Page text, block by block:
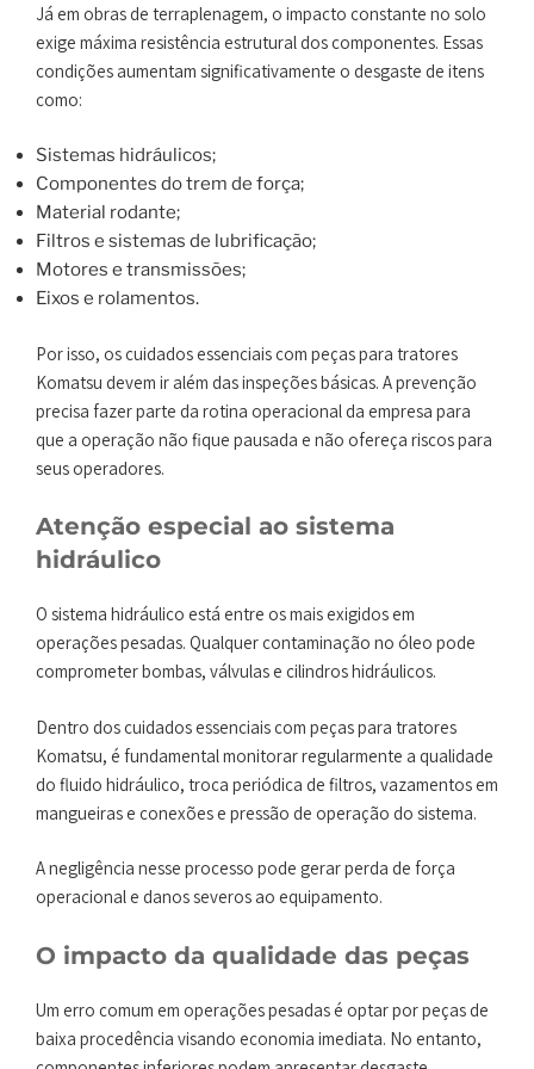
Já em obras de terraplenagem, o impacto constante no solo
exige máxima resistência estrutural dos componentes. Essas
condições aumentam significativamente o desgaste de itens
como:
Sistemas hidráulicos;
Componentes do trem de força;
Material rodante;
Filtros e sistemas de lubrificação;
Motores e transmissões;
Eixos e rolamentos.
Por isso, os cuidados essenciais com peças para tratores
Komatsu devem ir além das inspeções básicas. A prevenção
precisa fazer parte da rotina operacional da empresa para
que a operação não fique pausada e não ofereça riscos para
seus operadores.
Atenção especial ao sistema
hidráulico
O sistema hidráulico está entre os mais exigidos em
operações pesadas. Qualquer contaminação no óleo pode
comprometer bombas, válvulas e cilindros hidráulicos.
Dentro dos cuidados essenciais com peças para tratores
Komatsu, é fundamental monitorar regularmente a qualidade
do fluido hidráulico, troca periódica de filtros, vazamentos em
mangueiras e conexões e pressão de operação do sistema.
A negligência nesse processo pode gerar perda de força
operacional e danos severos ao equipamento.
O impacto da qualidade das peças
Um erro comum em operações pesadas é optar por peças de
baixa procedência visando economia imediata. No entanto,